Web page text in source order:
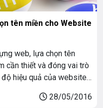
tên miền cho Website
web, lựa chọn tên
cần thiết và đóng vai trò
hiệu quả của website
[…]
28/05/2016